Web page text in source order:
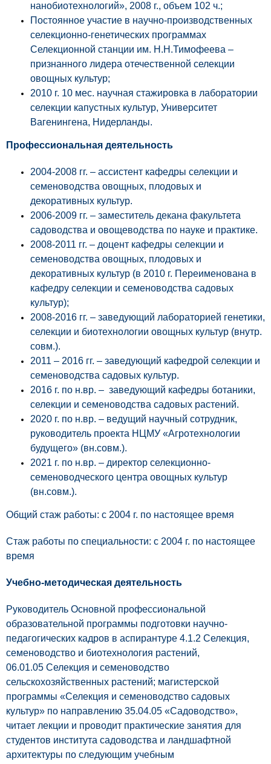
нанобиотехнологий», 2008 г., объем 102 ч.;
Постоянное участие в научно-производственных
селекционно-генетических программах
Селекционной станции им. Н.Н.Тимофеева –
признанного лидера отечественной селекции
овощных культур;
2010 г. 10 мес. научная стажировка в лаборатории
селекции капустных культур, Университет
Вагенингена, Нидерланды.
Профессиональная деятельность
2004-2008 гг. – ассистент кафедры селекции и
семеноводства овощных, плодовых и
декоративных культур.
2006-2009 гг. – заместитель декана факультета
садоводства и овощеводства по науке и практике.
2008-2011 гг. – доцент кафедры селекции и
семеноводства овощных, плодовых и
декоративных культур (в 2010 г. Переименована в
кафедру селекции и семеноводства садовых
культур);
2008-2016 гг. – заведующий лабораторией генетики,
селекции и биотехнологии овощных культур (внутр.
совм.).
2011 – 2016 гг. – заведующий кафедрой селекции и
семеноводства садовых культур.
2016 г. по н.вр. – заведующий кафедры ботаники,
селекции и семеноводства садовых растений.
2020 г. по н.вр. – ведущий научный сотрудник,
руководитель проекта НЦМУ «Агротехнологии
будущего» (вн.совм.).
2021 г. по н.вр. – директор селекционно-
семеноводческого центра овощных культур
(вн.совм.).
Общий стаж работы: с 2004 г. по настоящее время
Стаж работы по специальности: с 2004 г. по настоящее
время
Учебно-методическая деятельность
Руководитель Основной профессиональной
образовательной программы подготовки научно-
педагогических кадров в аспирантуре 4.1.2 Селекция,
семеноводство и биотехнология растений,
06.01.05 Селекция и семеноводство
сельскохозяйственных растений; магистерской
программы «Селекция и семеноводство садовых
культур» по направлению 35.04.05 «Садоводство»,
читает лекции и проводит практические занятия для
студентов института садоводства и ландшафтной
архитектуры по следующим учебным